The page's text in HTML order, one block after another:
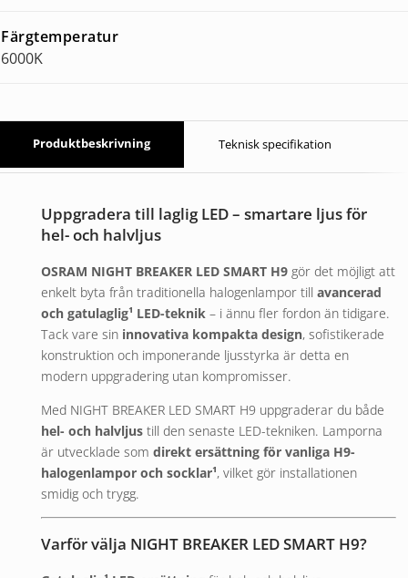
Färgtemperatur
6000K
Produktbeskrivning Teknisk specifikation
Uppgradera till laglig LED – smartare ljus för
hel- och halvljus
OSRAM NIGHT BREAKER LED SMART H9gör det möjligt att
enkelt byta från traditionella halogenlampor till avancerad
och gatulaglig¹ LED-teknik – i ännu fler fordon än tidigare.
Tack vare sin innovativa kompakta design, sofistikerade
konstruktion och imponerande ljusstyrka är detta en
modern uppgradering utan kompromisser.
Med NIGHT BREAKER LED SMART H9 uppgraderar du både
hel- och halvljustill den senaste LED-tekniken. Lamporna
är utvecklade som direkt ersättning för vanliga H9-
halogenlampor och socklar¹, vilket gör installationen
smidig och trygg.
Varför välja NIGHT BREAKER LED SMART H9?